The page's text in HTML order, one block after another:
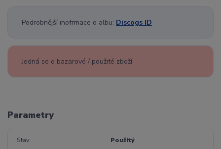
Podrobnější inofrmace o albu: Discogs ID
Jedná se o bazarové / použité zboží
Parametry
Stav Použitý